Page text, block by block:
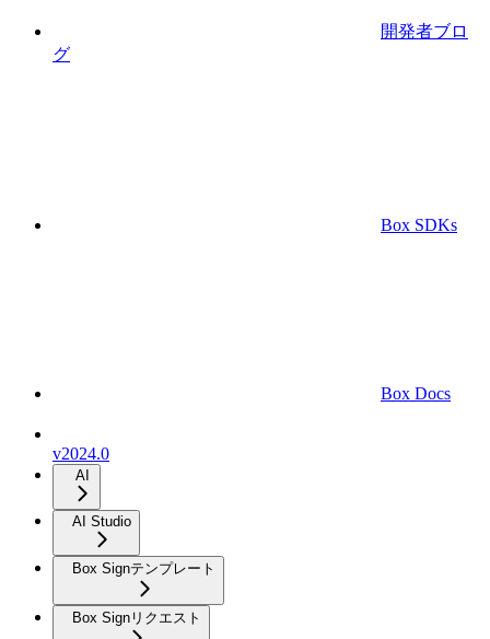
開発者ブロ
グ
Box SDKs
Box Docs
v2024.0
AI
AI Studio
Box Signテンプレート
Box Signリクエスト